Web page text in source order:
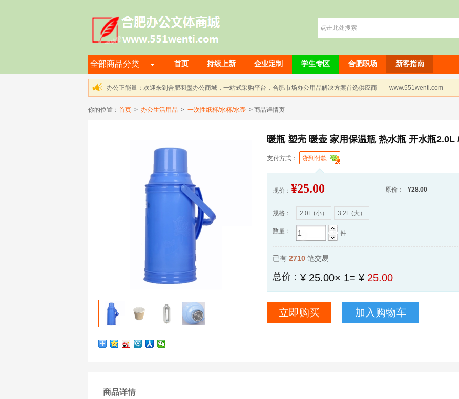
全部商品分类 首页 持续上新 企业定制 学生专区 合肥职场 新客指南
办公正能量：欢迎来到合肥羽墨办公商城，一站式采购平台，合肥市场办公用品解决方案首选供应商——www.551wenti.com
你的位置： 首页 > 办公生活用品 > 一次性纸杯/水杯/水壶 > 商品详情页
暖瓶 塑壳 暖壶 家用保温瓶 热水瓶 开水瓶2.0L
支付方式： 货到付款
现价： ¥25.00 原价： ¥28.00
规格： 2.0L (小） 3.2L (大）
数量： 件
已有 2710 笔交易
总价： ¥ 25.00× 1= ¥ 25.00
立即购买 加入购物车
商品详情